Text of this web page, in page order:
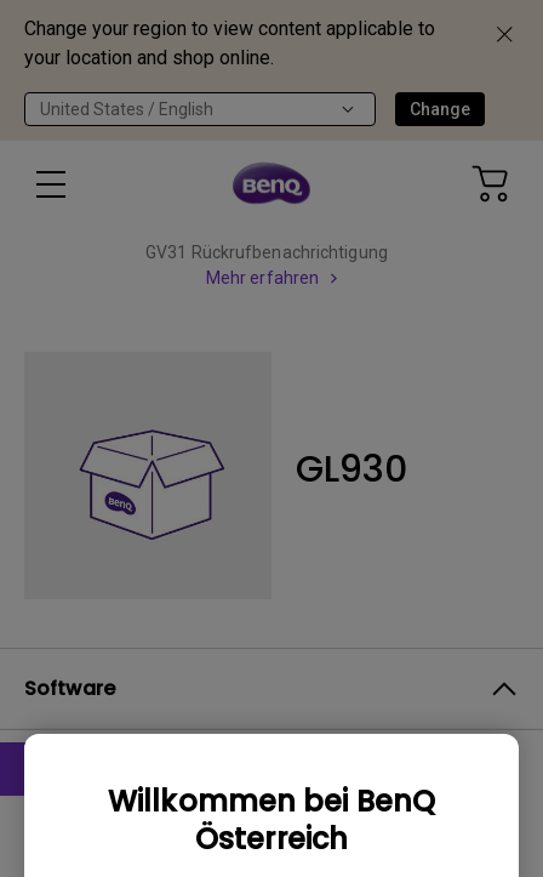
Change your region to view content applicable to
your location and shop online.
United States / English Change
Willkommen bei BenQ
Österreich
GV31 Rückrufbenachrichtigung
Mehr erfahren
GL930
Software